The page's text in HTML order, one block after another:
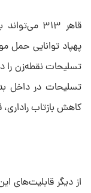
قاهر ۳۱۳
پهپاد توانایی
تسلیحات نقطه‌زن را
تسلیحات در داخل
کاهش بازتاب راداری،
از دیگر قابلیت‌های